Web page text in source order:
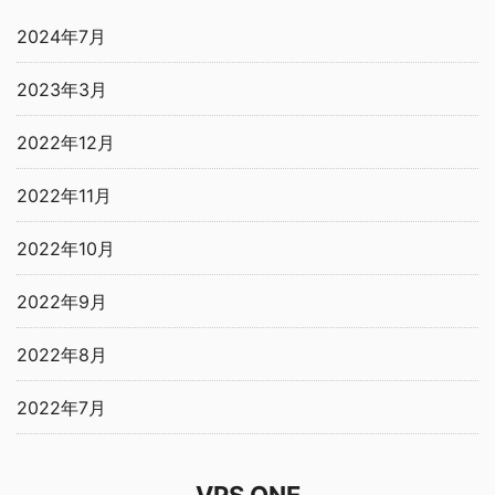
2024年7月
2023年3月
2022年12月
2022年11月
2022年10月
2022年9月
2022年8月
2022年7月